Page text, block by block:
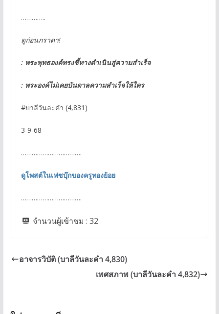
…………..
ดูก่อนภราดา!
: พระพุทธองค์ทรงชี้ทางดำเนินสู่ความสำเร็จ
: พระองค์ไม่เคยบันดาลความสำเร็จให้ใคร
#บาลีวันละคำ (4,831)
3-9-68
…………………………….
ดูโพสต์ในเฟซบุ๊กของครูทองย้อย
…………………………….
จำนวนผู้เข้าชม : 32
อาจารวิบัติ (บาลีวันละคำ 4,830)
เพศสภาพ (บาลีวันละคำ 4,832)